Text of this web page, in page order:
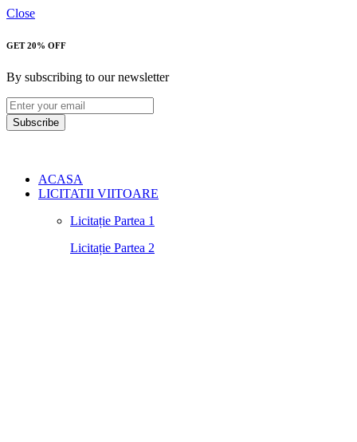
Close
GET 20% OFF
By subscribing to our newsletter
Subscribe
ACASA
LICITATII VIITOARE
Licitație Partea 1
Licitație Partea 2